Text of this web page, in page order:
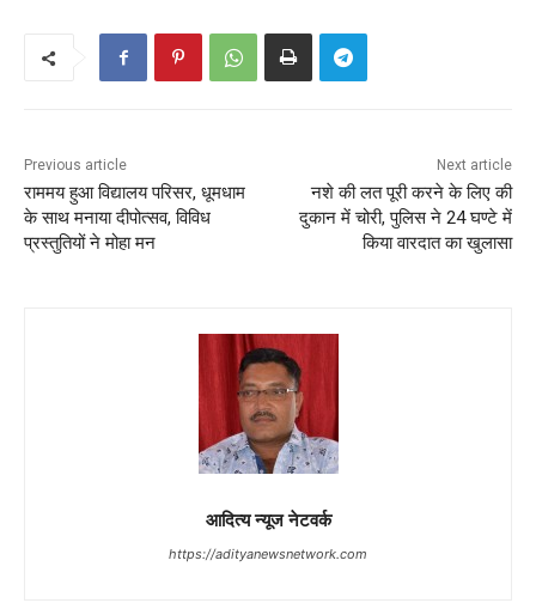
Previous article
राममय हुआ विद्यालय परिसर, धूमधाम
के साथ मनाया दीपोत्सव, विविध
प्रस्तुतियों ने मोहा मन
Next article
नशे की लत पूरी करने के लिए की
दुकान में चोरी, पुलिस ने 24 घण्टे में
किया वारदात का खुलासा
आदित्य न्यूज नेटवर्क
https://adityanewsnetwork.com